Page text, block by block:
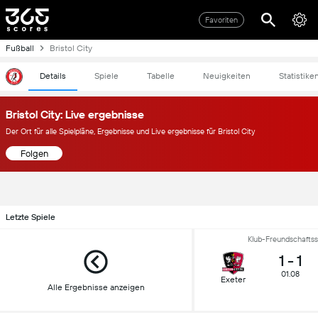
Favoriten
Fußball Bristol City
Details Spiele Tabelle Neuigkeiten
Bristol City: Live ergebnisse
Der Ort für alle Spielpläne, Ergebnisse und Live ergebnisse für Bristol City
Folgen
Letzte Spiele
Alle Ergebnisse anzeigen
Klub-
Exeter
1 - 1
01.08